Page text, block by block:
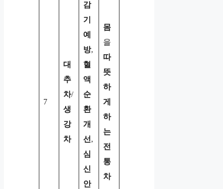
7
대
추
차/
생
강
차
감
기
예
방,
혈
액
순
환
개
선 ,
심
신
안
몸
을
따
뜻
하
게
하
는
전
통
차